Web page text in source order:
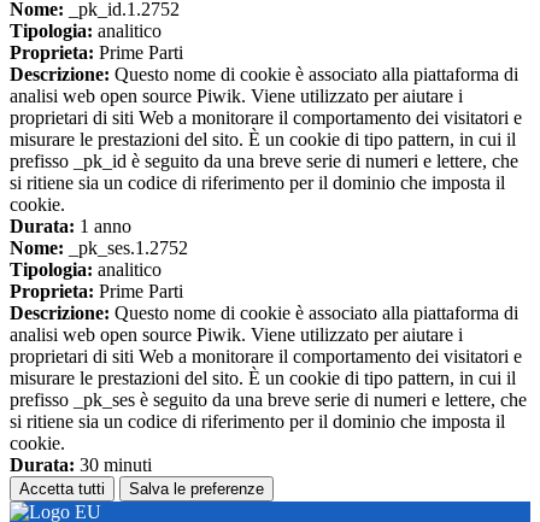
Nome: _pk_id.1.2752
Tipologia: analitico
Proprieta: Prime Parti
Descrizione: Questo nome di cookie è associato alla piattaforma di
analisi web open source Piwik. Viene utilizzato per aiutare i
proprietari di siti Web a monitorare il comportamento dei visitatori e
misurare le prestazioni del sito. È un cookie di tipo pattern, in cui il
prefisso _pk_id è seguito da una breve serie di numeri e lettere, che
si ritiene sia un codice di riferimento per il dominio che imposta il
cookie.
Durata: 1 anno
Nome: _pk_ses.1.2752
Tipologia: analitico
Proprieta: Prime Parti
Descrizione: Questo nome di cookie è associato alla piattaforma di
analisi web open source Piwik. Viene utilizzato per aiutare i
proprietari di siti Web a monitorare il comportamento dei visitatori e
misurare le prestazioni del sito. È un cookie di tipo pattern, in cui il
prefisso _pk_ses è seguito da una breve serie di numeri e lettere, che
si ritiene sia un codice di riferimento per il dominio che imposta il
cookie.
Durata: 30 minuti
Accetta tutti Salva le preferenze